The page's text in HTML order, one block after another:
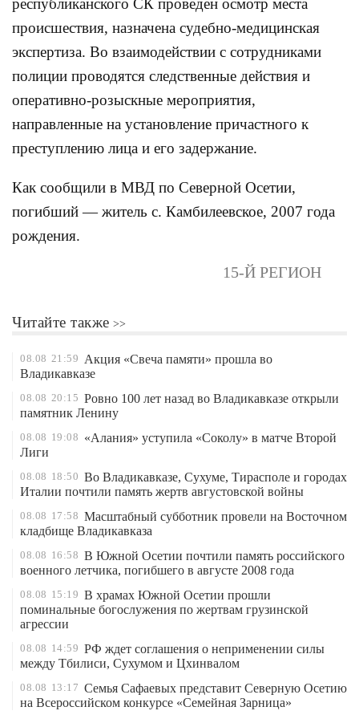
республиканского СК проведен осмотр места
происшествия, назначена судебно-медицинская
экспертиза. Во взаимодействии с сотрудниками
полиции проводятся следственные действия и
оперативно-розыскные мероприятия,
направленные на установление причастного к
преступлению лица и его задержание.
Как сообщили в МВД по Северной Осетии,
погибший — житель с. Камбилеевское, 2007 года
рождения.
15-Й РЕГИОН
Читайте также
08.08 21:59 Акция «Свеча памяти» прошла во
Владикавказе
08.08 20:15 Ровно 100 лет назад во Владикавказе открыли
памятник Ленину
08.08 19:08 «Алания» уступила «Соколу» в матче Второй
Лиги
08.08 18:50 Во Владикавказе, Сухуме, Тирасполе и городах
Италии почтили память жертв августовской войны
08.08 17:58 Масштабный субботник провели на Восточном
кладбище Владикавказа
08.08 16:58 В Южной Осетии почтили память российского
военного летчика, погибшего в августе 2008 года
08.08 15:19 В храмах Южной Осетии прошли
поминальные богослужения по жертвам грузинской
агрессии
08.08 14:59 РФ ждет соглашения о неприменении силы
между Тбилиси, Сухумом и Цхинвалом
08.08 13:17 Семья Сафаевых представит Северную Осетию
на Всероссийском конкурсе «Семейная Зарница»